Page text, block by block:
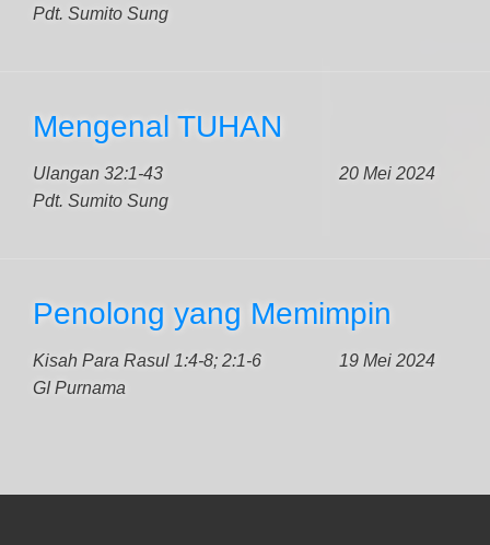
Pdt. Sumito Sung
Mengenal TUHAN
Ulangan 32:1-43
20 Mei 2024
Pdt. Sumito Sung
Penolong yang Memimpin
Kisah Para Rasul 1:4-8; 2:1-6
19 Mei 2024
GI Purnama